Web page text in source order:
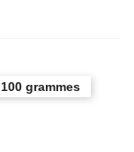
grammes